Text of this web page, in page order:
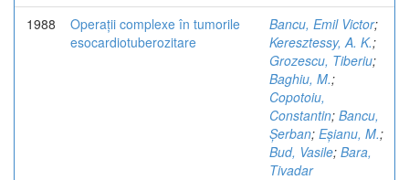
1988
Operații complexe în tumorile
esocardiotuberozitare
Bancu, Emil Victor;
Keresztessy, A. K.;
Grozescu, Tiberiu;
Baghiu, M.;
Copotoiu,
Constantin; Bancu,
Șerban; Eșianu, M.;
Bud, Vasile; Bara,
Tivadar